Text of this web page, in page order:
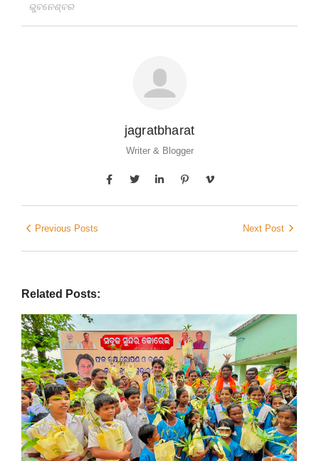
ଭୁବନେଶ୍ବର
jagratbharat
Writer & Blogger
Previous Posts Next Post
Related Posts: